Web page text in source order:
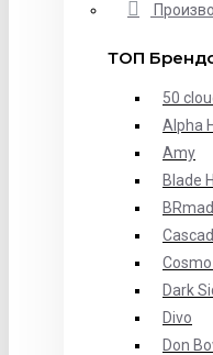
ТОП
50
Alpha
Amy
Blade
Cosmo
Dark
Divo
Don